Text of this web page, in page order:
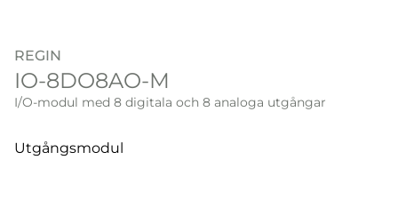
REGIN
IO-8DO8AO-M
I/O-modul med 8 digitala och 8 analoga utgångar
Utgångsmodul